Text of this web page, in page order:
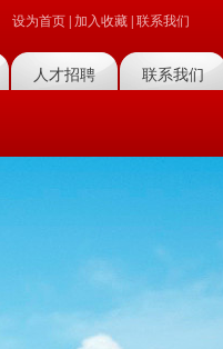
设为首页 加入收藏 联系我们
人才招聘 联系我们